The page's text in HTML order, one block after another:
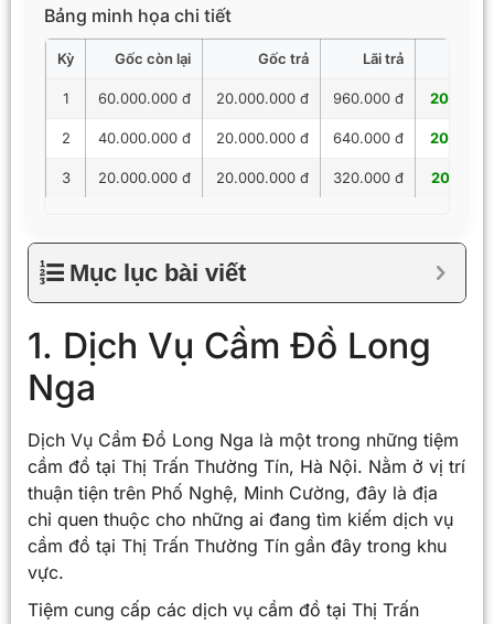
Bảng minh họa chi tiết
Kỳ Gốc còn lại Gốc trả Lãi trả
1 60.000.000 đ 20.000.000 đ 960.000 đ
2 40.000.000 đ 20.000.000 đ 640.000 đ
3 20.000.000 đ 20.000.000 đ 320.000 đ
Mục lục bài viết
1. Dịch Vụ Cầm Đồ Long
Nga
Dịch Vụ Cầm Đồ Long Nga là một trong những tiệm
cầm đồ tại Thị Trấn Thường Tín, Hà Nội. Nằm ở vị trí
thuận tiện trên Phố Nghệ, Minh Cường, đây là địa
chỉ quen thuộc cho những ai đang tìm kiếm dịch vụ
cầm đồ tại Thị Trấn Thường Tín gần đây trong khu
vực.
Tiệm cung cấp các dịch vụ cầm đồ tại Thị Trấn